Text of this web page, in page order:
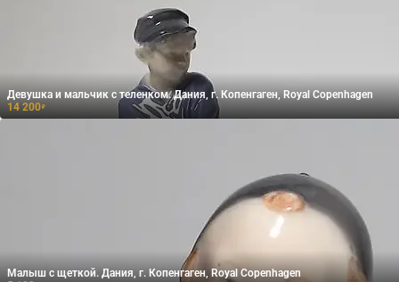
Девушка и мальчик с теленком. Дания, г. Копенгаген, Royal Copenhagen
14 200₽
Малыш с щеткой. Дания, г. Копенгаген, Royal Copenhagen